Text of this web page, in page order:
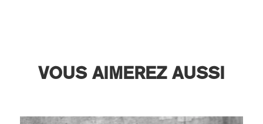
VOUS AIMEREZ AUSSI